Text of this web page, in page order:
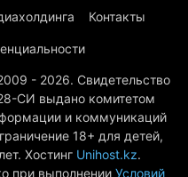
Контакты
- 2026. Свидетельство
СИ выдано комитетом
и коммуникаций
18+ для детей,
Хостинг Unihost.kz.
при выполнении Условий